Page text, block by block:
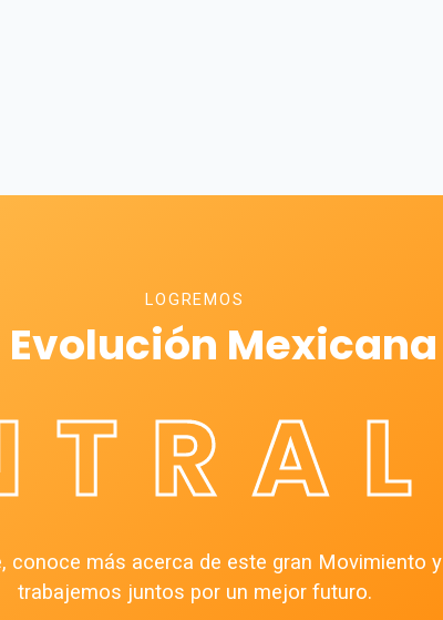
LOGREMOS
Evolución Mexicana
conoce más acerca de este gran Movimiento y
trabajemos juntos por un mejor futuro.